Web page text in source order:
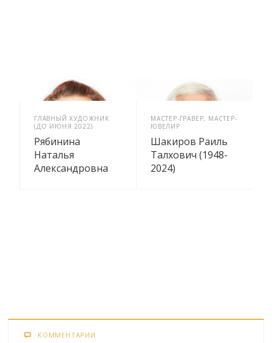
ГЛАВНЫЙ ХУДОЖНИК
(ДО ИЮНЯ 2022)
Рябинина
Наталья
Александровна
МАСТЕР-ГРАВЕР, МАСТЕР-
ЮВЕЛИР
Шакиров Раиль
Талхович (1948-
2024)
КОММЕНТАРИИ